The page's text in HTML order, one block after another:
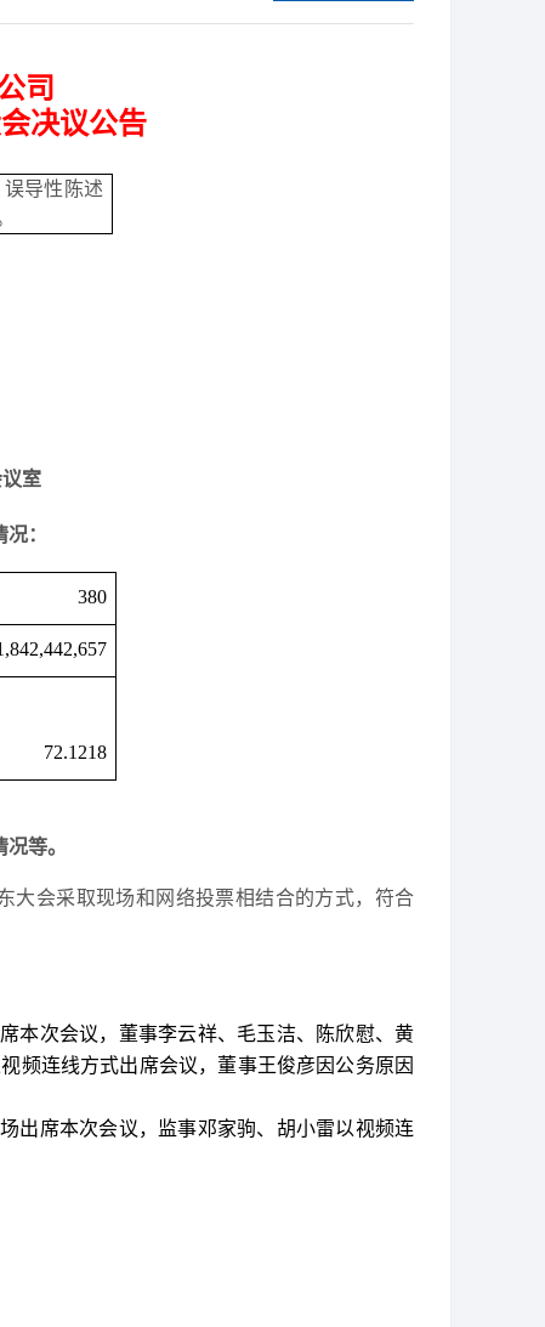
司
决议公告
导性陈述
室
：
380
72.1218
等。
大会采取现场和网络投票相结合的方式，符合
本次会议，董事李云祥、毛玉洁、陈欣慰、黄
频连线方式出席会议，董事王俊彦因公务原因
出席本次会议，监事邓家驹、胡小雷以视频连